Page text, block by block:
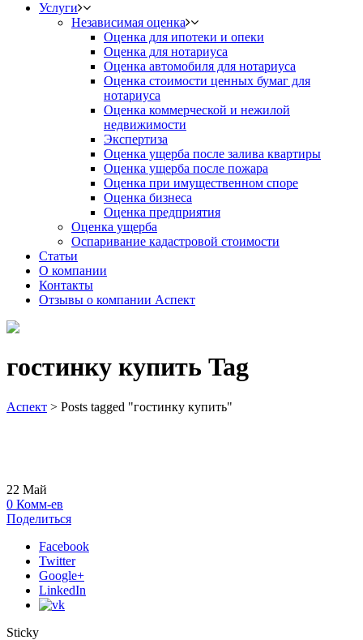
Услуги
Независимая оценка
Оценка для ипотеки и опеки
Оценка для нотариуса
Оценка автомобиля для нотариуса
Оценка стоимости ценных бумаг для
нотариуса
Оценка коммерческой и нежилой
недвижимости
Экспертиза
Оценка ущерба после залива квартиры
Оценка ущерба после пожара
Оценка при имущественном споре
Оценка бизнеса
Оценка предприятия
Оценка ущерба
Оспаривание кадастровой стоимости
Статьи
О компании
Контакты
Отзывы о компании Аспект
гостинку купить Tag
Аспект > Posts tagged "гостинку купить"
22 Май
0 Комм-ев
Поделиться
Facebook
Twitter
Google+
LinkedIn
Sticky